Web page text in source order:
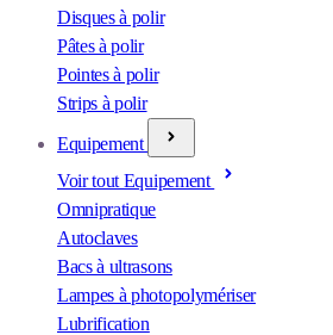
Disques à polir
Pâtes à polir
Pointes à polir
Strips à polir
Equipement
Voir tout Equipement
Omnipratique
Autoclaves
Bacs à ultrasons
Lampes à photopolymériser
Lubrification